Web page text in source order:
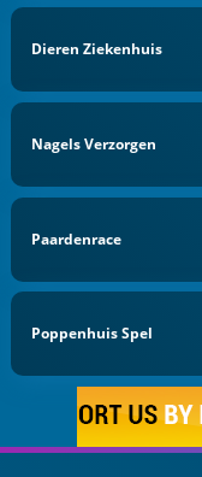
Dieren Ziekenhuis
Nagels Verzorgen
Paardenrace
Poppenhuis Spel